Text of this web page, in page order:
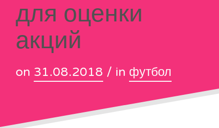
для оценки
акций
on 31.08.2018 / in футбол